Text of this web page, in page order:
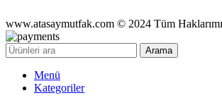
www.atasaymutfak.com © 2024 Tüm
Arama
Menü
Kategoriler